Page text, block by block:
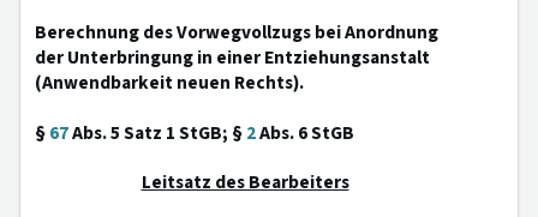
Berechnung des Vorwegvollzugs bei Anordnung
der Unterbringung in einer Entziehungsanstalt
(Anwendbarkeit neuen Rechts).
§67Abs. 5 Satz 1 StGB; §2Abs. 6 StGB
Leitsatz des Bearbeiters